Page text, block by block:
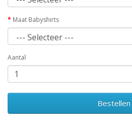
Maat Babyshirts
Aantal
Bestellen